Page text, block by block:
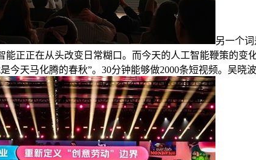
另一个
能正正在从头改变日常糊口。而今天的人工智能鞭策的
今天马化腾的春秋”。30分钟能够做2000条短视频。吴晓